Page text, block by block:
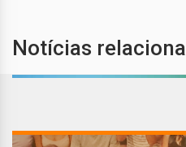
Notícias